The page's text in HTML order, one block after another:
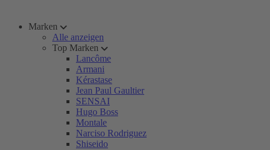
Marken
Alle anzeigen
Top Marken
Lancôme
Armani
Kérastase
Jean Paul Gaultier
SENSAI
Hugo Boss
Montale
Narciso Rodriguez
Shiseido